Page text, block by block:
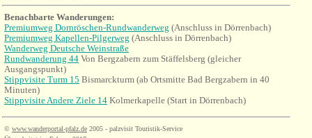
Benachbarte Wanderungen:
Premiumweg Dornröschen-Rundwanderweg (Anschluss in Dörrenbach)
Premiumweg Kapellen-Pilgerweg (Anschluss in Dörrenbach)
Wanderweg Deutsche Weinstraße
Rundwanderung 44 Von Bergzabern zum Stäffelsberg (gleicher
Ausgangspunkt)
Stippvisite Turm 15 Bismarckturm (ab Ortsmitte Bad Bergzabern in 40
Minuten)
Stippvisite Andere Ziele 14 Kolmerkapelle (Start in Dörrenbach)
© www.wanderportal-pfalz.de 2005 - palzvisit Touristik-Service